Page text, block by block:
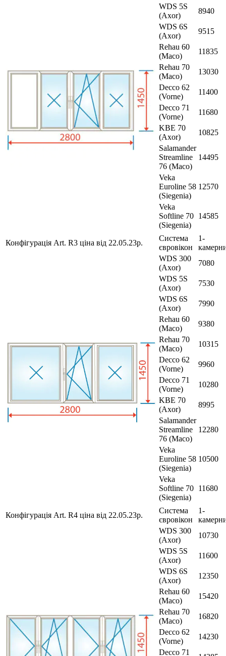
WDS 5S
(Axor)
8940
WDS 6S
(Axor)
9515
Rehau 60
(Maco)
11835
Rehau 70
(Maco)
13030
Decco 62
(Vorne)
11400
Decco 71
(Vorne)
11680
KBE 70
(Axor)
10825
Salamander
Streamline
76 (Maco)
14495
Veka
Euroline 58
(Siegenia)
12570
Veka
Softline 70
(Siegenia)
14585
Конфігурація Art. R3 ціна від 22.05.23р.
Система
євровікон
1-
WDS 300
(Axor)
7080
WDS 5S
(Axor)
7530
WDS 6S
(Axor)
7990
Rehau 60
(Maco)
9380
Rehau 70
(Maco)
10315
Decco 62
(Vorne)
9960
Decco 71
(Vorne)
10280
KBE 70
(Axor)
8995
Salamander
Streamline
76 (Maco)
12280
Veka
Euroline 58
(Siegenia)
10500
Veka
Softline 70
(Siegenia)
11680
Конфігурація Art. R4 ціна від 22.05.23р.
Система
євровікон
1-
WDS 300
(Axor)
10730
WDS 5S
(Axor)
11600
WDS 6S
(Axor)
12350
Rehau 60
(Maco)
15420
Rehau 70
(Maco)
16820
Decco 62
(Vorne)
14230
Decco 71